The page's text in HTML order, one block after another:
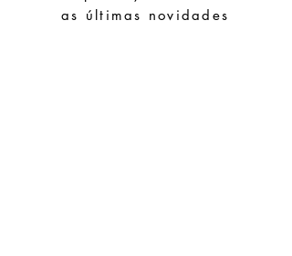
evite juntá-las com peças de fácil
as últimas novidades